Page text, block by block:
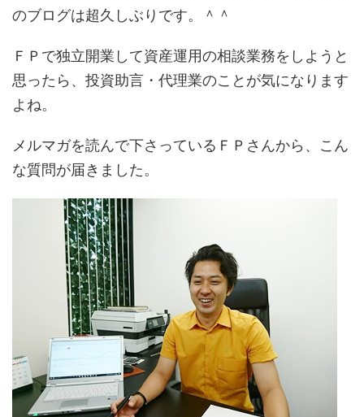
のブログは超久しぶりです。＾＾
ＦＰで独立開業して資産運用の相談業務をしようと
思ったら、投資助言・代理業のことが気になります
よね。
メルマガを読んで下さっているＦＰさんから、こん
な質問が届きました。